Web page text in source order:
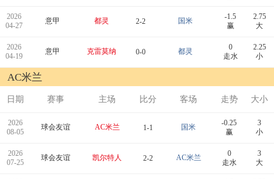
2026
04-27
意甲 都灵 2-2 国米
-1.5
赢
2.75
大
2026
04-19
意甲 克雷莫纳 0-0 都灵
0
走水
2.25
小
AC米兰
日期 赛事 主场 比分 客场 走势 大小
2026
08-05
球会友谊 AC米兰 1-1 国米
-0.25
赢
3
小
2026
07-25
球会友谊 凯尔特人 2-2 AC米兰
0
走水
3
大